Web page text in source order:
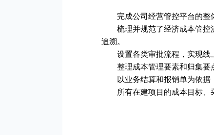
完成公司经营管控平台的整
梳理并规范了经济成本管
追溯。
设置各类审批流程，实现线
整理成本管理要素和归集要
以业务结算和报销单为依据
所有在建项目的成本目标、